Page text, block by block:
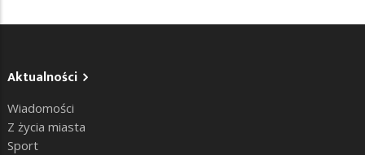
Aktualności
Wiadomości
Z życia miasta
Sport